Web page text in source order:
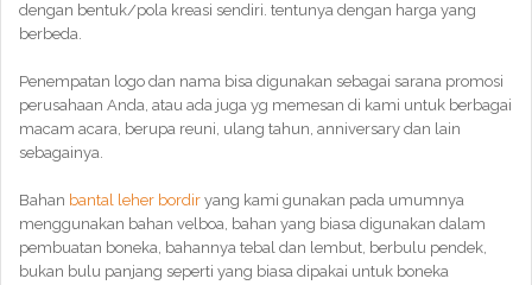
dengan bentuk/pola kreasi sendiri. tentunya dengan harga yang
berbeda.
Penempatan logo dan nama bisa digunakan sebagai sarana promosi
perusahaan Anda, atau ada juga yg memesan di kami untuk berbagai
macam acara, berupa reuni, ulang tahun, anniversary dan lain
sebagainya.
Bahan bantal leher bordir yang kami gunakan pada umumnya
menggunakan bahan velboa, bahan yang biasa digunakan dalam
pembuatan boneka, bahannya tebal dan lembut, berbulu pendek,
bukan bulu panjang seperti yang biasa dipakai untuk boneka